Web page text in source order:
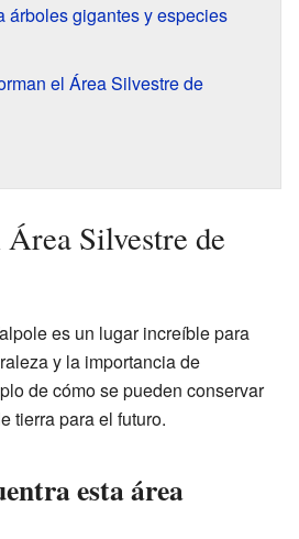
árboles gigantes y especies
el Área Silvestre de
Silvestre de
es un lugar increíble para
y la importancia de
de cómo se pueden conservar
tierra para el futuro.
esta área